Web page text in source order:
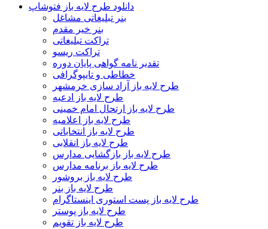
دانلود طرح لایه باز فتوشاپ
بنر تبلیغاتی مشاغل
بنر خیر مقدم
تراکت تبلیغاتی
تراکت ریسو
تقدیر نامه گواهی پایان دوره
خطاطی و تایپوگرافی
طرح لایه باز آزاد سازی خرمشهر
طرح لایه باز ادعیه
طرح لایه باز ارتحال امام خمینی
طرح لایه باز اعلامیه
طرح لایه باز انتخاباتی
طرح لایه باز انقلابی
طرح لایه باز بازگشایی مدارس
طرح لایه باز برنامه مدارس
طرح لایه باز بروشور
طرح لایه باز بنر
طرح لایه باز پست استوری اینستاگرام
طرح لایه باز پوستر
طرح لایه باز تقویم